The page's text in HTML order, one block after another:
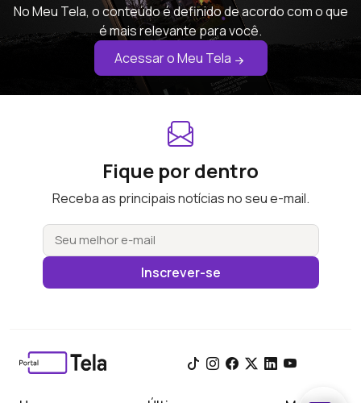
No Meu Tela, o conteúdo é definido de acordo com o que
é mais relevante para você.
Acessar o Meu Tela
Fique por dentro
Receba as principais notícias no seu e-mail.
Inscrever-se